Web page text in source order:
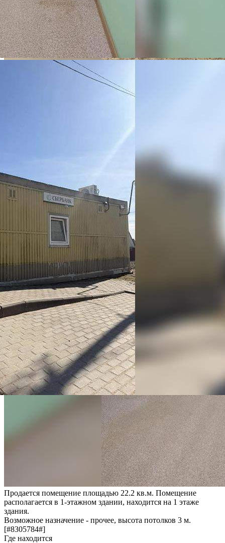
Продается помещение площадью 22.2 кв.м. Помещение
располагается в 1-этажном здании, находится на 1 этаже
здания.
Возможное назначение - прочее, высота потолков 3 м.
[#8305784#]
Где находится